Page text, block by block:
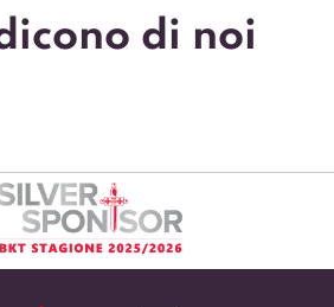
di noi